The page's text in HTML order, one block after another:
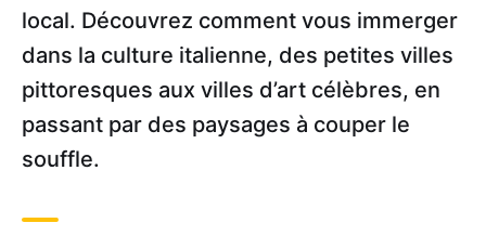
local. Découvrez comment vous immerger
dans la culture italienne, des petites villes
pittoresques aux villes d’art célèbres, en
passant par des paysages à couper le
souffle.